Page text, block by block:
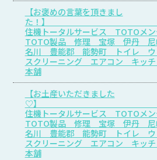
【お褒めの言葉を頂きまし
た
住機トータルサービス TOTOメ
TOTO製品 修理 宝塚 伊丹
名川 豊能郡 能勢町 トイレ ウ
スクリーニング エアコン キッ
本舗
【お土産いただきました
住機トータルサービス TOTOメ
TOTO製品 修理 宝塚 伊丹
名川 豊能郡 能勢町 トイレ ウ
スクリーニング エアコン キッ
本舗